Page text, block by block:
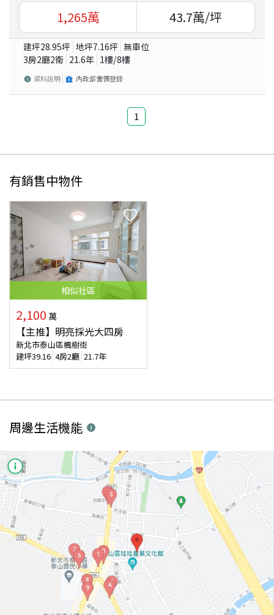
1,265萬 43.7萬/坪
建坪28.95坪 地坪7.16坪 無車位
3房2廳2衛 21.6年 1樓/8樓
資料說明 內政部實價登錄
1
有銷售中物件
相似社區
2,100 萬
【主推】明亮採光大四房
新北市泰山區楓樹街
建坪39.16 4房2廳 21.7年
周邊生活機能